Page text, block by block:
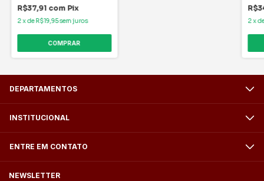
R$37,91 com Pix
2xde R$19,95sem juros 2x
DEPARTAMENTOS
INSTITUCIONAL
ENTRE EM CONTATO
NEWSLETTER